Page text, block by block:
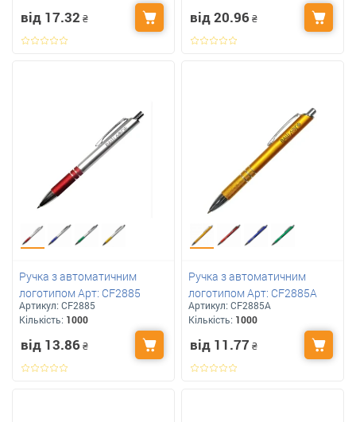
від 17.32 ₴ від 20.96₴
Ручка з автоматичним
логотипом Арт: CF2885
Артикул: CF2885
Кількість: 1000
від 13.86₴
Ручка з автоматичним
логотипом Арт: CF2885A
Артикул:CF2885A
Кількість: 1000
від 11.77 ₴